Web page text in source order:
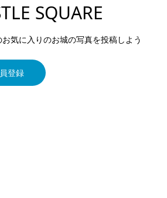
SQUARE
気に入りのお城の写真を投稿しよう
登録